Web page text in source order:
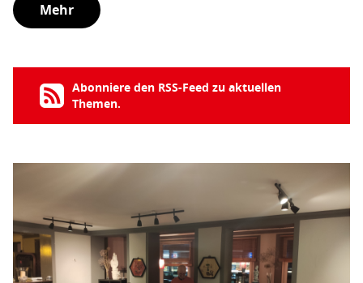
Mehr
Abonniere den RSS-Feed zu aktuellen
Themen.